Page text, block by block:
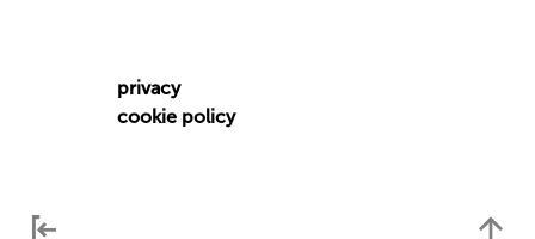
privacy
cookie policy